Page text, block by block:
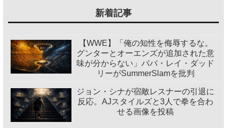
新着記事
【WWE】「俺の知性を侮辱するな。
グンターとオーエンズが追加された意
味が分からない」ババ・レイ・ダッド
リーがSummerSlamを批判
ジョン・シナが宿敵レスナーの引退に
反応。AJスタイルズと3人で拳を合わ
せる画像を投稿